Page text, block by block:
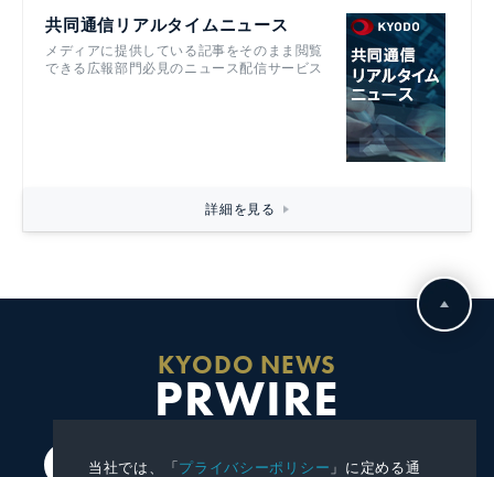
当社では、「プライバシーポリシー 」に定める通
共同通信リアルタイムニュース
メディアに提供している記事をそのまま閲覧
できる広報部門必見のニュース配信サービス
詳細を見る
KYODO NEWS
PRWIRE
会員登録